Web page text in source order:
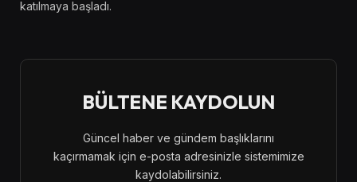
katılmaya başladı.
BÜLTENE KAYDOLUN
Güncel haber ve gündem başlıklarını
kaçırmamak için e-posta adresinizle sistemimize
kaydolabilirsiniz.